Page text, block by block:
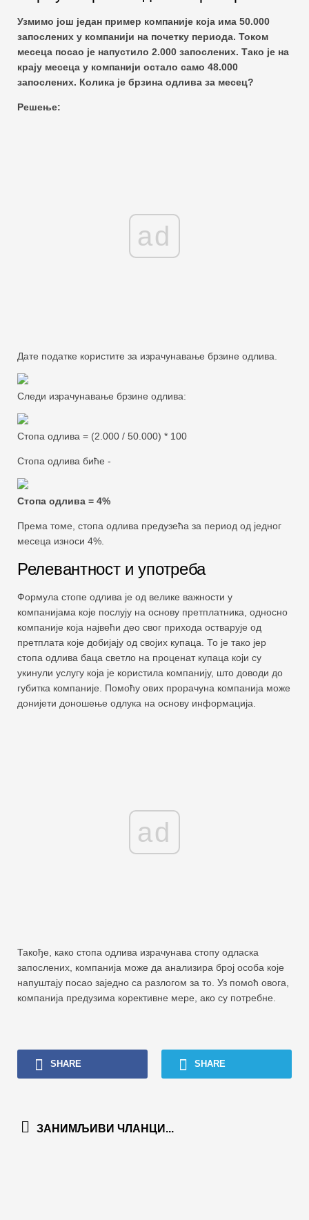
Узмимо још један пример компаније која има 50.000
запослених у компанији на почетку периода. Током
месеца посао је напустило 2.000 запослених. Тако је на
крају месеца у компанији остало само 48.000
запослених. Колика је брзина одлива за месец?
Решење:
ad
Дате податке користите за израчунавање брзине одлива.
Следи израчунавање брзине одлива:
Стопа одлива = (2.000 / 50.000) * 100
Стопа одлива биће -
Стопа одлива = 4%
Према томе, стопа одлива предузећа за период од једног
месеца износи 4%.
Релевантност и употреба
Формула стопе одлива је од велике важности у
компанијама које послују на основу претплатника, односно
компаније која највећи део свог прихода остварује од
претплата које добијају од својих купаца. То је тако јер
стопа одлива баца светло на проценат купаца који су
укинули услугу која је користила компанију, што доводи до
губитка компаније. Помоћу ових прорачуна компанија може
донијети доношење одлука на основу информација.
ad
Такође, како стопа одлива израчунава стопу одласка
запослених, компанија може да анализира број особа које
напуштају посао заједно са разлогом за то. Уз помоћ овога,
компанија предузима корективне мере, ако су потребне.
SHARE SHARE
ЗАНИМЉИВИ ЧЛАНЦИ...